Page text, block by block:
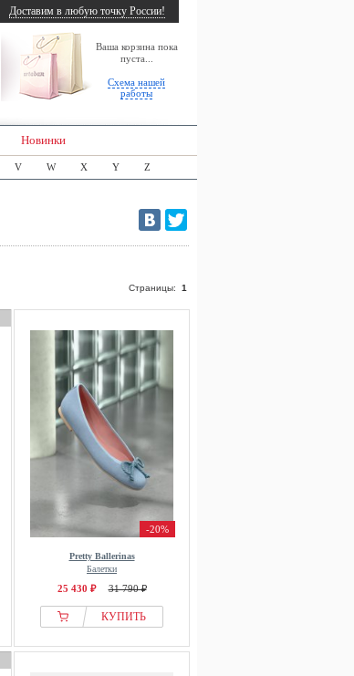
Ваша корзина пока
пуста...
Схема нашей
работы
Доставим в любую точку России!
Новинки
V W X Y Z
Страницы: 1
-20%
Pretty Ballerinas
Балетки
25 430 ₽ 31 790 ₽
КУПИТЬ